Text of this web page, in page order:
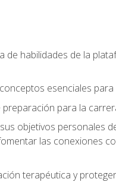
habilidades de la
esenciales
para la
objetivos personales
las conexiones
terapéutica y